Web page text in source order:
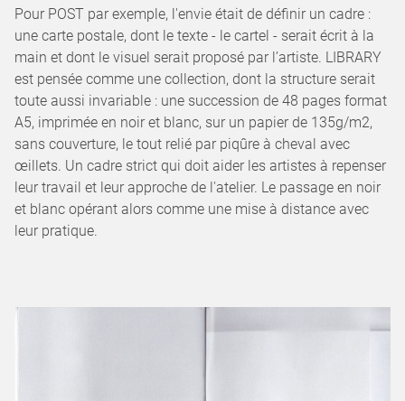
Pour POST par exemple, l'envie était de définir un cadre :
une carte postale, dont le texte - le cartel - serait écrit à la
main et dont le visuel serait proposé par l’artiste. LIBRARY
est pensée comme une collection, dont la structure serait
toute aussi invariable : une succession de 48 pages format
A5, imprimée en noir et blanc, sur un papier de 135g/m2,
sans couverture, le tout relié par piqûre à cheval avec
œillets. Un cadre strict qui doit aider les artistes à repenser
leur travail et leur approche de l'atelier. Le passage en noir
et blanc opérant alors comme une mise à distance avec
leur pratique.